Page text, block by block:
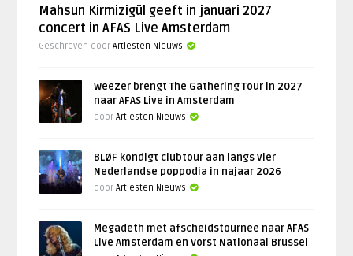
Mahsun Kirmizigül geeft in januari 2027
concert in AFAS Live Amsterdam
Geschreven doorArtiesten Nieuws
Weezer brengt The Gathering Tour in 2027
naar AFAS Live in Amsterdam
doorArtiesten Nieuws
BLØF kondigt clubtour aan langs vier
Nederlandse poppodia in najaar 2026
doorArtiesten Nieuws
Megadeth met afscheidstournee naar AFAS
Live Amsterdam en Vorst Nationaal Brussel